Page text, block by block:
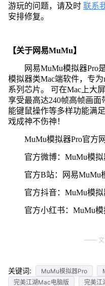
游玩的问题，请及时 联系
安排修复。
【关于网易MuMu】
网易MuMu模拟器Pro
模拟器类Mac端软件，专
系列芯片。 可在Mac上大
享受最高达240帧高帧画
能键鼠操作等多样功能满
戏成神不伤神！
MuMu模拟器Pro官方
官方微博：MuMu模拟
官方B站：网易MuMu
官方抖音：MuMu模拟
官方小红书：MuMu
关键词: MuMu模拟器Pro
完美江湖Mac电脑版
完美江